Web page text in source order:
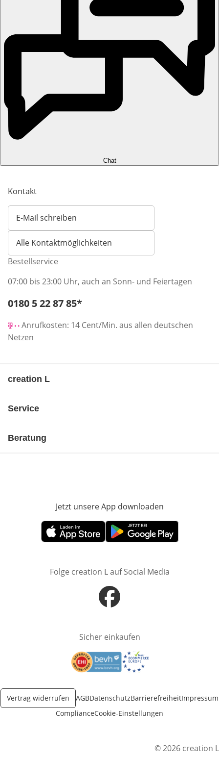
Chat
Kontakt
E-Mail schreiben
Öffnet E-Mail-Client
Alle Kontaktmöglichkeiten
Bestellservice
07:00 bis 23:00 Uhr, auch an Sonn- und Feiertagen
Telefonnummer:
0180 5 22 87 85*
Anrufkosten: 14 Cent/Min. aus allen deutschen
Netzen
creation L
Service
Beratung
Jetzt unsere App downloaden
Öffnet in neuem FensterÖffnet in neuem Fenster
Folge creation L auf Social Media
Öffnet in neuem Fenster
Sicher einkaufen
Öffnet in neuem FensterÖffnet in neuem Fenster
Vertrag widerrufen AGBDatenschutzBarrierefreiheitImpressum
ComplianceCookie-Einstellungen
© 2026 creation L